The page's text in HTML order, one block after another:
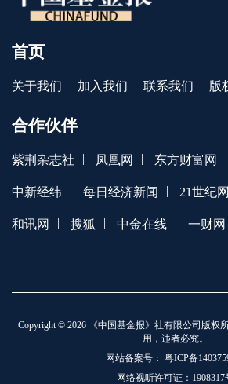
首页
关于我们 加入我们 联系我们 版
合作伙伴
紫荆杂志社 | 凤凰网 | 东方财富网 |
中新经纬 | 每日经济新闻 | 21世纪网
和讯网 | 搜狐 | 中金在线 | 一财网
Copyright © 2026 《中国基金报》社有限公司版权
用，违者必究。
网站备案号： 粤ICP备
网络视听许可证：1908317